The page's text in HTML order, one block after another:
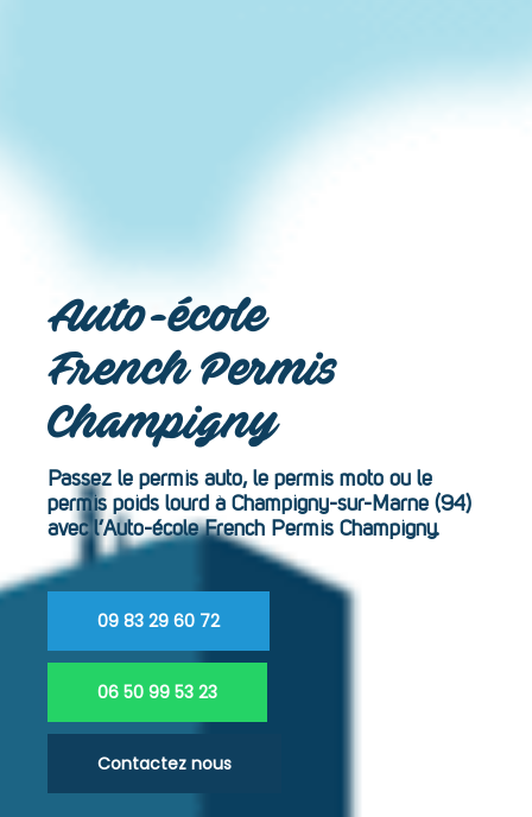
Auto-école
French Permis
Champigny
Passez le permis auto, le permis moto ou le
permis poids lourd à Champigny-sur-Marne (94)
avec l’Auto-école French Permis Champigny.
09 83 29 60 72
06 50 99 53 23
Contactez nous